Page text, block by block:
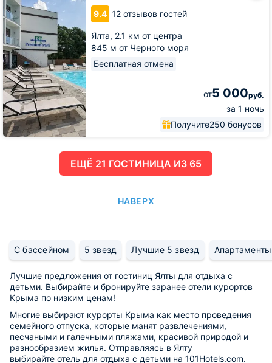
9.4 12 отзывов гостей
Ялта, 2.1 км от центра
845 м от Черного моря
Бесплатная отмена
от5 000руб.
за 1 ночь
Получите250 бонусов
Премиум
парк
ЕЩË 21 ГОСТИНИЦА ИЗ 65
НАВЕРХ
С бассейном 5 звезд Лучшие 5 звезд Апартаменты
Лучшие предложения от гостиниц Ялты для отдыха с
детьми. Выбирайте и бронируйте заранее отели курортов
Крыма по низким ценам!
Многие выбирают курорты Крыма как место проведения
семейного отпуска, которые манят развлечениями,
песчаными и галечными пляжами, красивой природой и
разнообразием жилья. Отправляясь в Ялту
выбирайте отель для отдыха с детьми на 101Hotels.com.